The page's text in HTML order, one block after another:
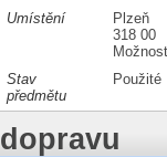
Umístění
Plzeň
318 00
Stav
předmětu
Použité